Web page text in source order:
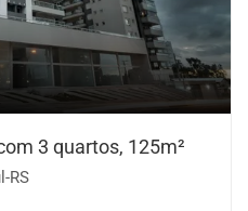
3 quartos, 125m²
RS